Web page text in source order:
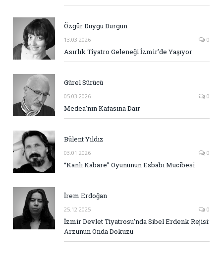
Özgür Duygu Durgun
13.03.2026 0
Asırlık Tiyatro Geleneği İzmir’de Yaşıyor
Gürel Sürücü
05.03.2026 0
Medea’nın Kafasına Dair
Bülent Yıldız
03.01.2026 0
“Kanlı Kabare” Oyununun Esbabı Mucibesi
İrem Erdoğan
25.12.2025 0
İzmir Devlet Tiyatrosu’nda Sibel Erdenk Rejisi:
Arzunun Onda Dokuzu